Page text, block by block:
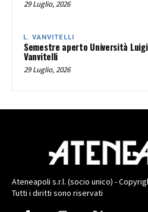
29 Luglio, 2026
L. VANVITELLI
Semestre aperto Università Luigi
Vanvitelli
29 Luglio, 2026
Ateneapoli s.r.l. (socio unico) -
Tutti i diritti sono riservati